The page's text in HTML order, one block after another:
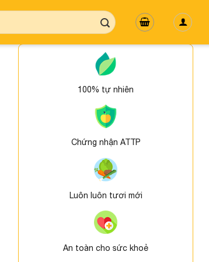
100% tự nhiên
Chứng nhận ATTP
Luôn luôn tươi mới
An toàn cho sức khoẻ